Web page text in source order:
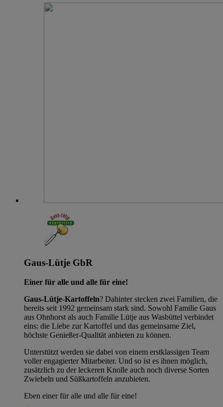
Gaus-Lütje GbR
Einer für alle und alle für eine!
Gaus-Lütje-Kartoffeln? Dahinter stecken zwei Familien, die
bereits seit 1992 gemeinsam stark sind. Sowohl Familie Gaus
aus Ohnhorst als auch Familie Lütje aus Wasbüttel verbindet
eins: die Liebe zur Kartoffel und das gemeinsame Ziel,
höchste Genießer-Qualität anbieten zu können.
Unterstützt werden sie dabei von einem erstklassigen Team
voller engagierter Mitarbeiter. Und so ist es ihnen möglich,
zusätzlich zu der leckeren Knolle auch noch diverse Sorten
Zwiebeln und Süßkartoffeln anzubieten.
Eben einer für alle und alle für eine!